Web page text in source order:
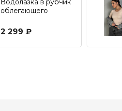
облегающего
2 299 ₽